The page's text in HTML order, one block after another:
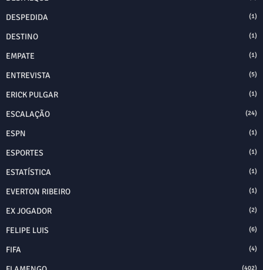
DESPEDIDA (1)
DESTINO (1)
EMPATE (1)
ENTREVISTA (5)
ERICK PULGAR (1)
ESCALAÇÃO (24)
ESPN (1)
ESPORTES (1)
ESTATÍSTICA (1)
EVERTON RIBEIRO (1)
EX JOGADOR (2)
FELIPE LUIS (6)
FIFA (4)
(402)